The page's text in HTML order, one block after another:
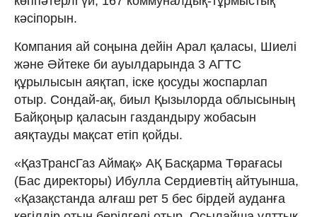
кәсіпорын.
Компания ай соңына дейін Арал қаласы, Шиелі
және Әйтеке би ауылдарында 3 АГТС
құрылысын аяқтап, іске қосуды жоспарлап
отыр. Сондай-ақ, биыл Қызылорда облысының
Байқоңыр қаласын газдандыру жобасын
аяқтауды мақсат етіп қойды.
«ҚазТрансГаз Аймақ» АҚ Басқарма Төрағасы
(Бас директоры) Ибулла Сердиевтің айтуынша,
«Қазақстанда алғаш рет 5 бес бірдей ауданға